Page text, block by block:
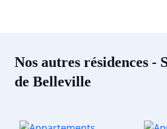
Nos autres résidences -
de Belleville